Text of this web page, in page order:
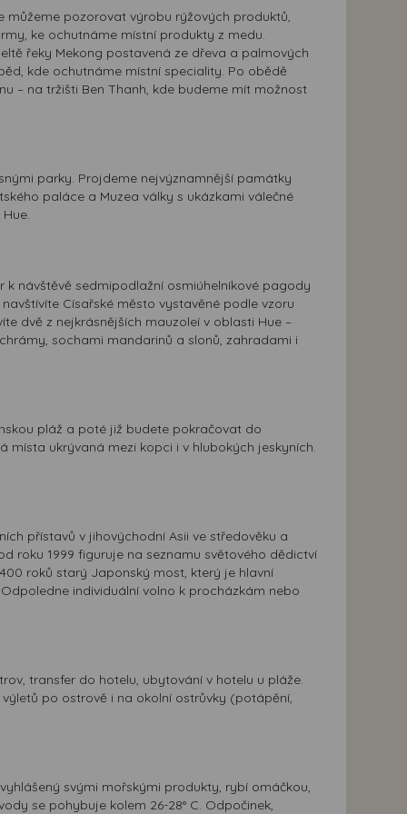
můžeme pozorovat výrobu rýžových produktů,
ke ochutnáme místní produkty z medu.
řeky Mekong postavená ze dřeva a palmových
kde ochutnáme místní speciality. Po obědě
– na tržišti Ben Thanh, kde budeme mít možnost
parky. Projdeme nejvýznamnější památky
paláce a Muzea války s ukázkami válečné
návštěvě sedmipodlažní osmiúhelníkové pagody
Císařské město vystavěné podle vzoru
dvě z nejkrásnějších mauzoleí v oblasti Hue –
sochami mandarinů a slonů, zahradami i
pláž a poté již budete pokračovat do
ukrývaná mezi kopci i v hlubokých jeskyních.
přístavů v jihovýchodní Asii ve středověku a
roku 1999 figuruje na seznamu světového dědictví
roků starý Japonský most, který je hlavní
individuální volno k procházkám nebo
transfer do hotelu, ubytování v hotelu u pláže.
po ostrově i na okolní ostrůvky (potápění,
svými mořskými produkty, rybí omáčkou,
se pohybuje kolem 26-28° C. Odpočinek,